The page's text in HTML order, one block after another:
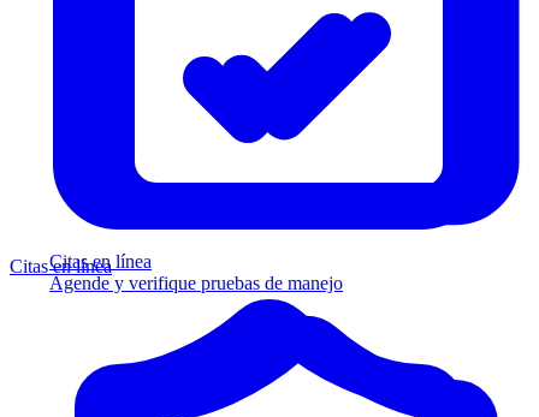
Citas en línea
Agende y verifique pruebas de manejo
Citas en línea